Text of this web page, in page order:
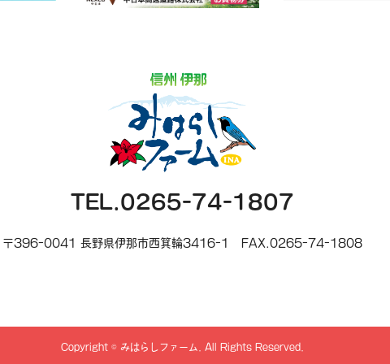
TEL.0265-74-1807
〒396-0041 長野県伊那市西箕輪3416-1 FAX.0265-74-1808
Copyright © みはらしファーム . All Rights Reserved.